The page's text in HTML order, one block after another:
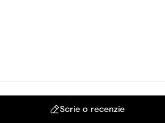
Scrie o recenzie